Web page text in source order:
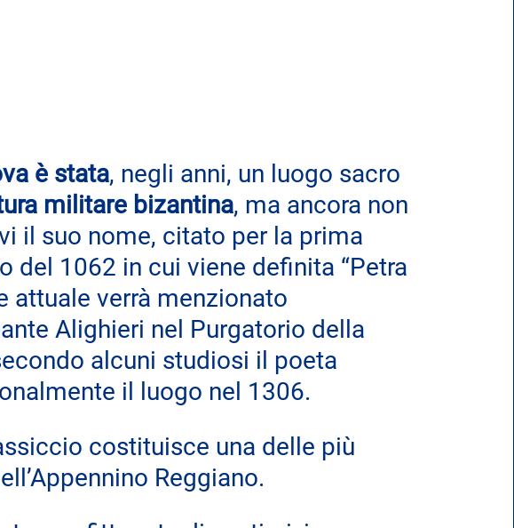
è stata, negli anni, un luogo sacro
militare bizantina, ma ancora non
il suo nome, citato per la prima
del 1062 in cui viene definita “Petra
attuale verrà menzionato
Alighieri nel Purgatorio della
alcuni studiosi il poeta
il luogo nel 1306.
costituisce una delle più
Reggiano.